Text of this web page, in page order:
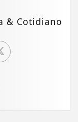
& Cotidiano